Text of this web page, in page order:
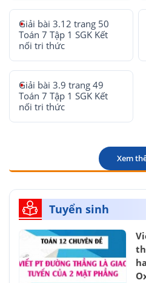
Giải bài 3.12 trang 50
Toán 7 Tập 1 SGK Kết
nối tri thức
Giải bài 3.9 trang 49
Toán 7 Tập 1 SGK Kết
nối tri thức
Xem
Tuyển sinh